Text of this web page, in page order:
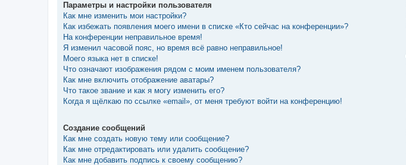
Параметры и настройки пользователя
Как мне изменить мои настройки?
Как избежать появления моего имени в списке «Кто сейчас на конференции»?
На конференции неправильное время!
Я изменил часовой пояс, но время всё равно неправильное!
Моего языка нет в списке!
Что означают изображения рядом с моим именем пользователя?
Как мне включить отображение аватары?
Что такое звание и как я могу изменить его?
Когда я щёлкаю по ссылке «email», от меня требуют войти на конференцию!
Создание сообщений
Как мне создать новую тему или сообщение?
Как мне отредактировать или удалить сообщение?
Как мне добавить подпись к своему сообщению?